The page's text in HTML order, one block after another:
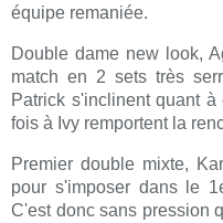
équipe remaniée.
Double dame new look,
match en 2 sets très
Patrick s'inclinent quant
fois à Ivy remportent la
Premier double mixte,
pour s'imposer dans le
C'est donc sans pression